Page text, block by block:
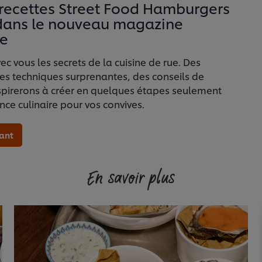
Street Food Hamburgers
le nouveau magazine
vous les secrets de la cuisine de rue. Des
techniques surprenantes, des conseils de
à créer en quelques étapes seulement
culinaire pour vos convives.
En savoir plus